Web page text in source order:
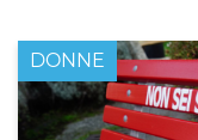
DONNE